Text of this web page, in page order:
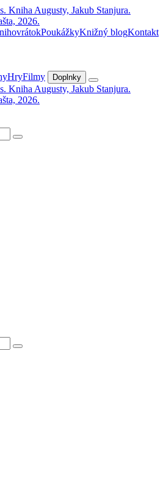
PoukážkyKnižný blogKontakt
HryFilmy Doplnky